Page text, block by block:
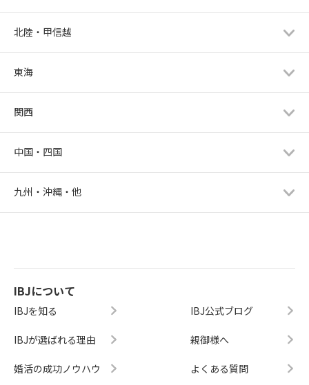
北陸・甲信越
東海
関西
中国・四国
九州・沖縄・他
IBJについて
IBJを知る
IBJが選ばれる理由
婚活の成功ノウハウ
IBJ公式ブログ
親御様へ
よくある質問